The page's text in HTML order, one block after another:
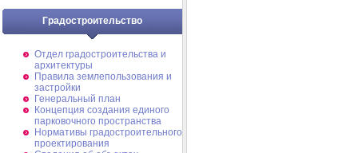
Градостроительство
Отдел градостроительства и
архитектуры
Правила землепользования и
застройки
Генеральный план
Концепция создания единого
парковочного пространства
Нормативы градостроительного
проектирования